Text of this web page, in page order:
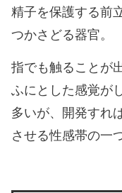
精子を保護する前
つかさどる器官。
指でも触ることが
ふにとした感覚が
多いが、開発すれ
させる性感帯の一つ